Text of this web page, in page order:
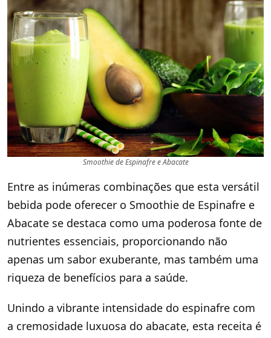
Smoothie de Espinafre e Abacate
Entre as inúmeras combinações que esta versátil
bebida pode oferecer o Smoothie de Espinafre e
Abacate se destaca como uma poderosa fonte de
nutrientes essenciais, proporcionando não
apenas um sabor exuberante, mas também uma
riqueza de benefícios para a saúde.
Unindo a vibrante intensidade do espinafre com
a cremosidade luxuosa do abacate, esta receita é